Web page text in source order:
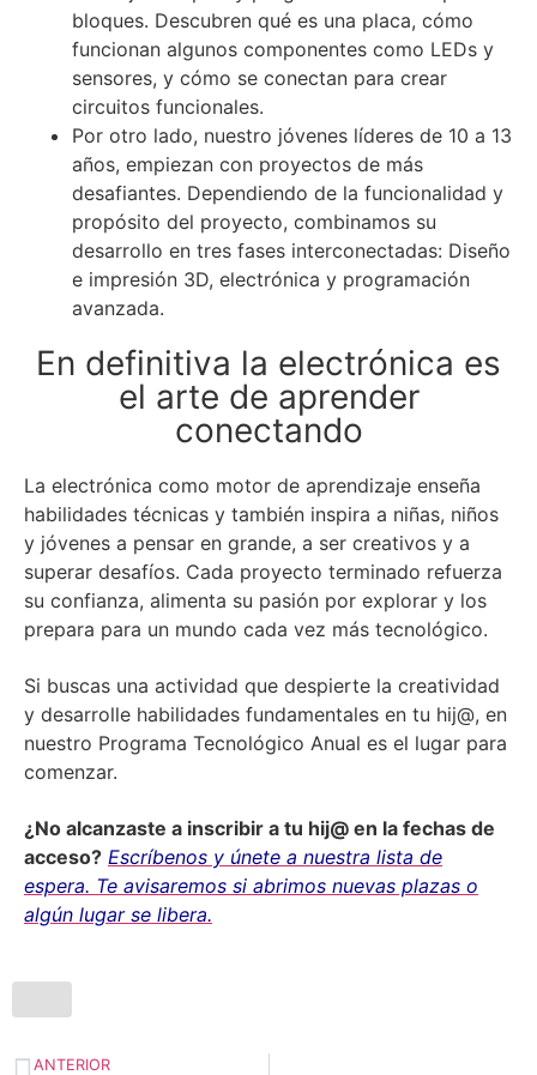
bloques. Descubren qué es una placa, cómo
funcionan algunos componentes como LEDs y
sensores, y cómo se conectan para crear
circuitos funcionales.
Por otro lado, nuestro jóvenes líderes de 10 a 13
años, empiezan con proyectos de más
desafiantes. Dependiendo de la funcionalidad y
propósito del proyecto, combinamos su
desarrollo en tres fases interconectadas: Diseño
e impresión 3D, electrónica y programación
avanzada.
En definitiva la electrónica es
el arte de aprender
conectando
La electrónica como motor de aprendizaje enseña
habilidades técnicas y también inspira a niñas, niños
y jóvenes a pensar en grande, a ser creativos y a
superar desafíos. Cada proyecto terminado refuerza
su confianza, alimenta su pasión por explorar y los
prepara para un mundo cada vez más tecnológico.
Si buscas una actividad que despierte la creatividad
y desarrolle habilidades fundamentales en tu hij@, en
nuestro Programa Tecnológico Anual es el lugar para
comenzar.
¿No alcanzaste a inscribir a tu hij@ en la fechas de
acceso? Escríbenos y únete a nuestra lista de
espera. Te avisaremos si abrimos nuevas plazas o
algún lugar se libera.
ANTERIOR